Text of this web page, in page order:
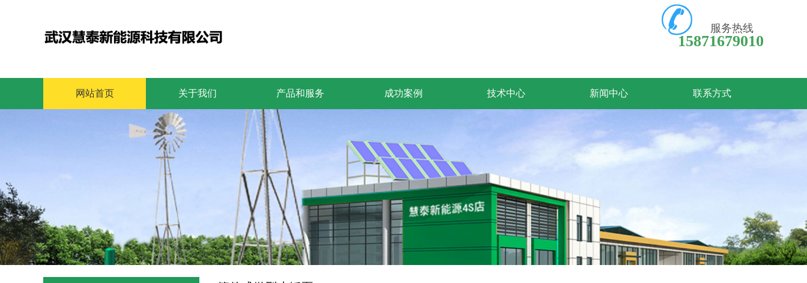
 服务热线
15871679010
网站首页 关于我们 产品和服务 成功案例 技术中心 新闻中心 联系方式